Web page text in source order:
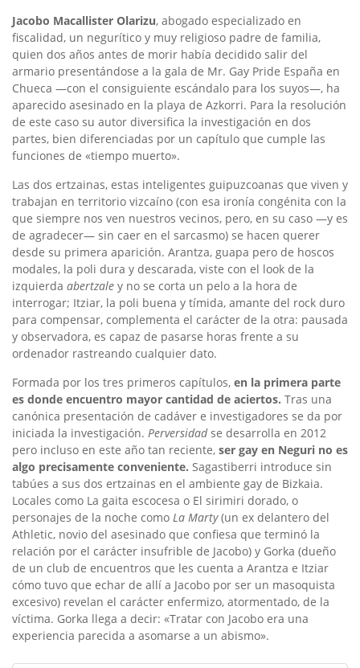
Jacobo Macallister Olarizu, abogado especializado en
fiscalidad, un negurítico y muy religioso padre de familia,
quien dos años antes de morir había decidido salir del
armario presentándose a la gala de Mr. Gay Pride España en
Chueca —con el consiguiente escándalo para los suyos—, ha
aparecido asesinado en la playa de Azkorri. Para la resolución
de este caso su autor diversifica la investigación en dos
partes, bien diferenciadas por un capítulo que cumple las
funciones de «tiempo muerto».
Las dos ertzainas, estas inteligentes guipuzcoanas que viven y
trabajan en territorio vizcaíno (con esa ironía congénita con la
que siempre nos ven nuestros vecinos, pero, en su caso —y es
de agradecer— sin caer en el sarcasmo) se hacen querer
desde su primera aparición. Arantza, guapa pero de hoscos
modales, la poli dura y descarada, viste con el look de la
izquierda abertzale y no se corta un pelo a la hora de
interrogar; Itziar, la poli buena y tímida, amante del rock duro
para compensar, complementa el carácter de la otra: pausada
y observadora, es capaz de pasarse horas frente a su
ordenador rastreando cualquier dato.
Formada por los tres primeros capítulos, en la primera parte
es donde encuentro mayor cantidad de aciertos. Tras una
canónica presentación de cadáver e investigadores se da por
iniciada la investigación. Perversidadse desarrolla en 2012
pero incluso en este año tan reciente, ser gay en Neguri no es
algo precisamente conveniente. Sagastiberri introduce sin
tabúes a sus dos ertzainas en el ambiente gay de Bizkaia.
Locales como La gaita escocesa o El sirimiri dorado, o
personajes de la noche como La Marty(un ex delantero del
Athletic, novio del asesinado que confiesa que terminó la
relación por el carácter insufrible de Jacobo) y Gorka (dueño
de un club de encuentros que les cuenta a Arantza e Itziar
cómo tuvo que echar de allí a Jacobo por ser un masoquista
excesivo) revelan el carácter enfermizo, atormentado, de la
víctima. Gorka llega a decir: «Tratar con Jacobo era una
experiencia parecida a asomarse a un abismo».